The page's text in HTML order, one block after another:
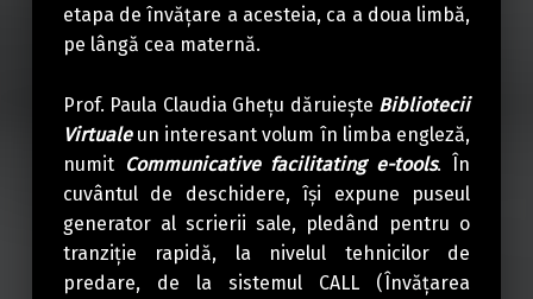
etapa de învățare a acesteia, ca a doua limbă,
pe lângă cea maternă.
Prof. Paula Claudia Ghețu dăruiește Bibliotecii
Virtualeun interesant volum în limba engleză,
numit Communicative facilitating e-tools. În
cuvântul de deschidere, își expune puseul
generator al scrierii sale, pledând pentru o
tranziție rapidă, la nivelul tehnicilor de
predare, de la sistemul CALL (Învățarea